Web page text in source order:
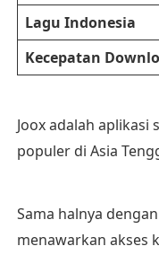
Lagu Indonesia
Kecepatan
Joox adalah
populer di Asia
Sama halnya
menawarkan akses